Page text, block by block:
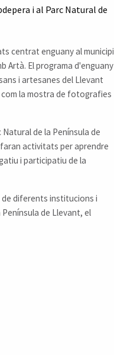
i al Parc Natural de
centrat enguany al municipi
Artà. El programa d'enguany
i artesanes del Llevant
com la mostra de fotografies
de la Península de
activitats per aprendre
i participatiu de la
de diferents institucions i
de Llevant, el